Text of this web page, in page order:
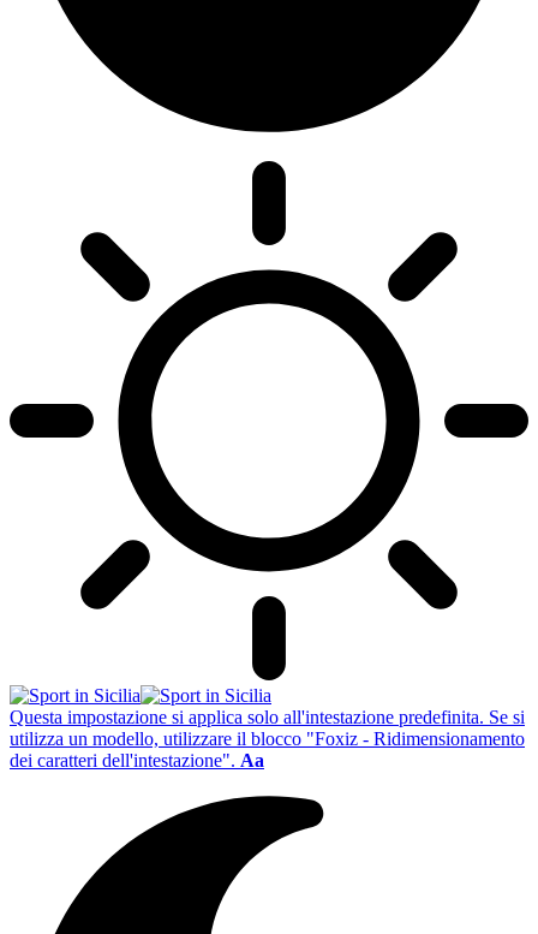
Questa impostazione si applica solo all'intestazione predefinita. Se si
utilizza un modello, utilizzare il blocco "Foxiz - Ridimensionamento
dei caratteri dell'intestazione". Aa